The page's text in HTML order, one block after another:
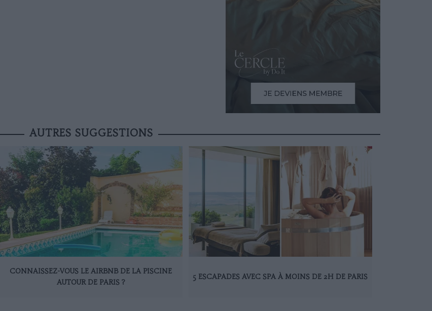
AUTRES SUGGESTIONS
CONNAISSEZ-VOUS LE AIRBNB DE LA PISCINE
AUTOUR DE PARIS ?
5 ESCAPADES AVEC SPA À MOINS DE 2H DE PARIS